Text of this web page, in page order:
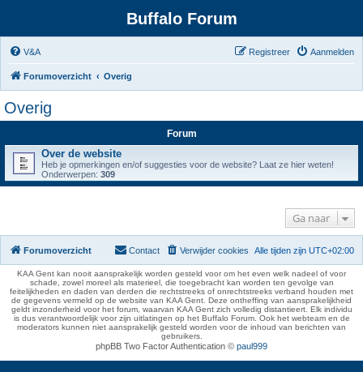
Buffalo Forum
V&A Aanmelden
Registreer
Forumoverzicht Overig
Overig
Forum
Over de website
Heb je opmerkingen en/of suggesties voor de website? Laat ze hier weten!
Onderwerpen: 309
Ga naar
Forumoverzicht Alle tijden zijn UTC+02:00
Verwijder cookies
Contact
KAA Gent kan nooit aansprakelijk worden gesteld voor om het even welk nadeel of voor
schade, zowel moreel als materieel, die toegebracht kan worden ten gevolge van
feitelijkheden en daden van derden die rechtstreeks of onrechtstreeks verband houden met
de gegevens vermeld op de website van KAA Gent. Deze ontheffing van aansprakelijkheid
geldt inzonderheid voor het forum, waarvan KAA Gent zich volledig distantieert. Elk individu
is dus verantwoordelijk voor zijn uitlatingen op het Buffalo Forum. Ook het webteam en de
moderators kunnen niet aansprakelijk gesteld worden voor de inhoud van berichten van
gebruikers.
phpBB Two Factor Authentication © paul999